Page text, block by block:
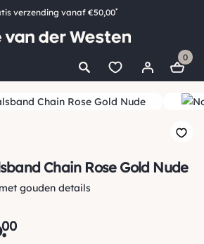
verzending vanaf €50,00*
nu, betaal later met Klarna
16.000 artikelen op voorraad
0
Chain Rose Gold Nude
gouden details
.
00